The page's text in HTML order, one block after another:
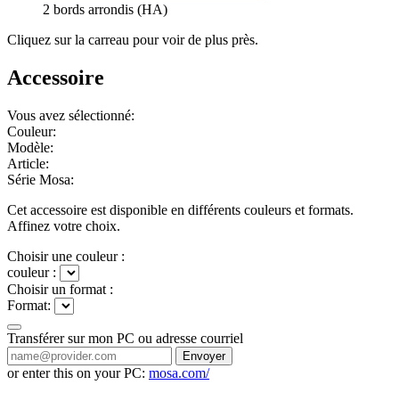
2 bords arrondis (HA)
Cliquez sur la carreau pour voir de plus près.
Accessoire
Vous avez sélectionné:
Couleur:
Modèle:
Article:
Série Mosa:
Cet accessoire est disponible en différents couleurs et formats.
Affinez votre choix.
Choisir une couleur :
couleur :
Choisir un format :
Format:
Transférer sur mon PC ou adresse courriel
Envoyer
or enter this on your PC: mosa.com/